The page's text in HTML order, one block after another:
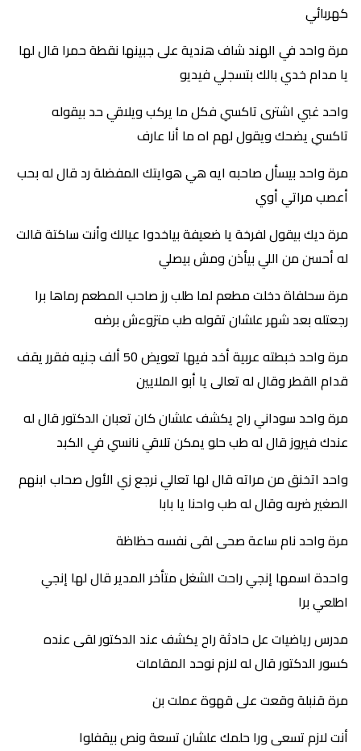
كهربائي
مرة واحد في الهند شاف هندية على جبينها نقطة حمرا قال لها
يا مدام خدي بالك بتسجلي فيديو
واحد غبي اشترى تاكسي فكل ما يركب ويلاقي حد بيقوله
تاكسي يضحك ويقول لهم اه ما أنا عارف
مرة واحد بيسأل صاحبه ايه هي هوايتك المفضلة رد قال له بحب
أعصب مراتي أوي
مرة ديك بيقول لفرخة يا ضعيفة بياخدوا عيالك وأنت ساكتة قالت
له أحسن من اللي بيأذن ومش بيصلي
مرة سحلفاة دخلت مطعم لما طلب رز صاحب المطعم رماها برا
رجعتله بعد شهر علشان تقوله طب متزوءش برضه
مرة واحد خبطته عربية أخد فيها تعويض 50 ألف جنيه فقرر يقف
قدام القطر وقال له تعالى يا أبو الملايين
مرة واحد سوداني راح يكشف علشان كان تعبان الدكتور قال له
عندك فيروز قال له طب حلو يمكن تلاقي نانسي في الكبد
واحد اتخنق من مراته قال لها تعالي نرجع زي الأول صحاب ابنهم
الصغير ضربه وقال له طب واحنا يا بابا
مرة واحد نام ساعة صحى لقى نفسه حظاظة
واحدة اسمها إنجي راحت الشغل متأخر المدير قال لها إنجي
اطلعي برا
مدرس رياضيات عل حادثة راح يكشف عند الدكتور لقى عنده
كسور الدكتور قال له لازم نوحد المقامات
مرة قنبلة وقعت على قهوة عملت بن
أنت لازم تسعى ورا حلمك علشان تسعة ونص بيقفلوا